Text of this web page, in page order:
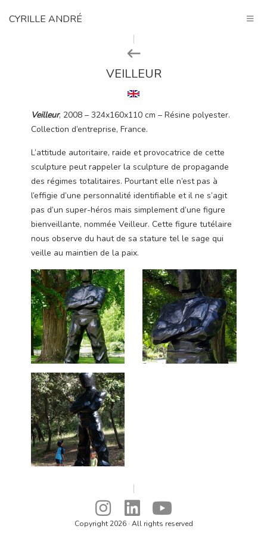
CYRILLE ANDRÉ
VEILLEUR
Veilleur, 2008 – 324x160x110 cm – Résine polyester.
Collection d’entreprise, France.
L’attitude autoritaire, raide et provocatrice de cette
sculpture peut rappeler la sculpture de propagande
des régimes totalitaires. Pourtant elle n’est pas à
l’effigie d’une personnalité identifiable et il ne s’agit
pas d’un super-héros mais simplement d’une figure
bienveillante, nommée Veilleur. Cette figure tutélaire
nous observe du haut de sa stature tel le sage qui
veille au maintien de la paix.
Copyright 2026 · All rights reserved